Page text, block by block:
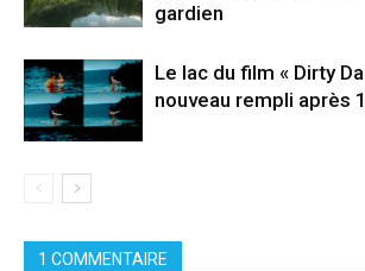
gardien
Le lac du film « Dirty
nouveau rempli après
1 COMMENTAIRE